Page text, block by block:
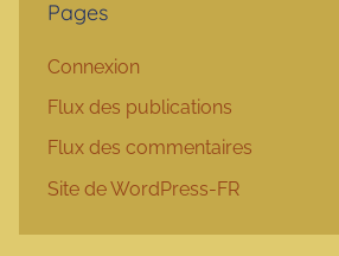
Pages
Connexion
Flux des publications
Flux des commentaires
Site de WordPress-FR